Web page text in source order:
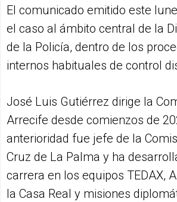
El comunicado emitido este
el caso al ámbito central de la
de la Policía, dentro de los
internos habituales de control
José Luis Gutiérrez dirige la
Arrecife desde comienzos de
anterioridad fue jefe de la
Cruz de La Palma y ha
carrera en los equipos TEDAX,
la Casa Real y misiones